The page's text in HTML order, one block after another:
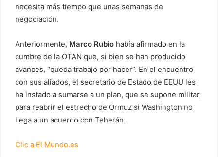
necesita más tiempo que unas semanas de
negociación.
Anteriormente, Marco Rubio había afirmado en la
cumbre de la OTAN que, si bien se han producido
avances, “queda trabajo por hacer”. En el encuentro
con sus aliados, el secretario de Estado de EEUU les
ha instado a sumarse a un plan, que se supone militar,
para reabrir el estrecho de Ormuz si Washington no
llega a un acuerdo con Teherán.
Clic a El Mundo.es